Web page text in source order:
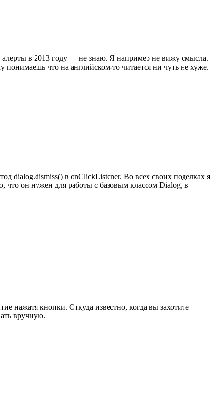
алерты в 2013 году — не знаю. Я например не вижу смысла.
что на английском-то читается ни чуть не хуже.
dialog.dismiss() в onClickListener. Во всех своих поделках я
что он нужен для работы с базовым классом Dialog, в
нажатя кнопки. Откуда известно, когда вы захотите
вручную.